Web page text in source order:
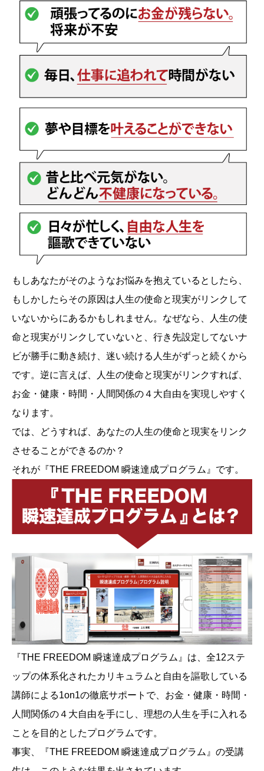
もしあなたがそのようなお悩みを抱えているとしたら、
もしかしたらその原因は人生の使命と現実がリンクして
いないからにあるかもしれません。なぜなら、人生の使
命と現実がリンクしていないと、行き先設定してないナ
ビが勝手に動き続け、迷い続ける人生がずっと続くから
です。逆に言えば、人生の使命と現実がリンクすれば、
お金・健康・時間・人間関係の４大自由を実現しやすく
なります。
では、どうすれば、あなたの人生の使命と現実をリンク
させることができるのか？
それが『THE FREEDOM 瞬速達成プログラム』です。
『THE FREEDOM 瞬速達成プログラム』は、全12ステ
ップの体系化されたカリキュラムと自由を謳歌している
講師による1on1の徹底サポートで、お金・健康・時間・
人間関係の４大自由を手にし、理想の人生を手に入れる
ことを目的としたプログラムです。
事実、『THE FREEDOM 瞬速達成プログラム』の受講